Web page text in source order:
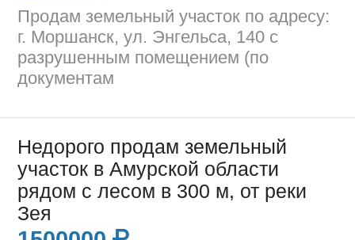
Продам земельный участок по адресу:
г. Моршанск, ул. Энгельса, 140 с
разрушенным помещением (по
документам
Недорого продам земельный
участок в Амурской области
рядом с лесом в 300 м, от реки
Зея